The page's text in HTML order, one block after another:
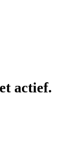
actief.